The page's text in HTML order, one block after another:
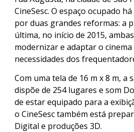
CineSesc. O espaço ocupado
por duas grandes reformas: a
última, no início de 2015,
modernizar e adaptar o cinema
necessidades dos
Com uma tela de 16 m x 8 m, a
dispõe de 254 lugares e som
de estar equipado para a
o CineSesc também está
Digital e produções 3D.